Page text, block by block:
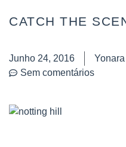
CATCH THE
Junho 24, 2016
Sem comentários